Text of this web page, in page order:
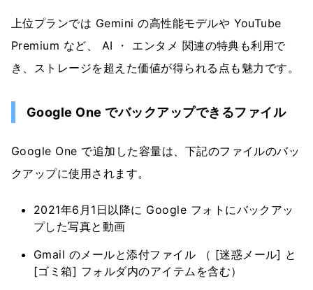
上位プランでは Gemini の高性能モデルや YouTube
Premium など、 AI ・ エンタメ 関連の特典も利用で
き、ストレージを超えた価値が得られる点も魅力です。
Google One でバックアップできるファイル
Google One で追加した容量は、下記のファイルのバッ
クアップに使用されます。
2021年6月1日以降に Google フォトにバックアッ
プした写真と動画
Gmail のメールと添付ファイル （ [迷惑メール] と
[ゴミ箱] フォルダ内のアイテムを含む）